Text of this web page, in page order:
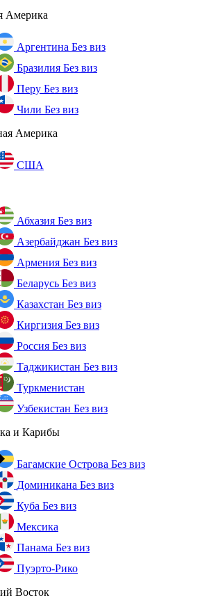
Америка
Аргентина Без виз
Бразилия Без виз
Перу Без виз
Чили Без виз
Америка
США
Абхазия Без виз
Азербайджан Без виз
Армения Без виз
Беларусь Без виз
Казахстан Без виз
Киргизия Без виз
Россия Без виз
Таджикистан Без виз
Туркменистан
Узбекистан Без виз
и Карибы
Багамские Острова Без виз
Доминикана Без виз
Куба Без виз
Мексика
Панама Без виз
Пуэрто-Рико
Восток